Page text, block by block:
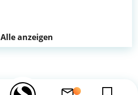
Alle anzeigen